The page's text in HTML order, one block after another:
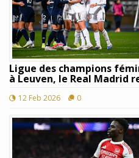
Ligue des champions
à Leuven, le Real Madrid
12 Feb 2026 0